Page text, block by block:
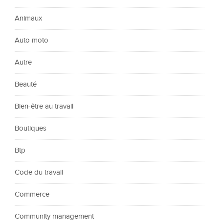
Animaux
Auto moto
Autre
Beauté
Bien-être au travail
Boutiques
Btp
Code du travail
Commerce
Community management